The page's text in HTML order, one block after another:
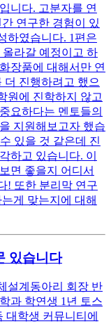
니다. 고분자를 연
연구한 경험이 있
하였습니다. 1편은
올라갈 예정이고 하
장품에 대해서만 연
더 진행하려고 했으
원에 진학하지 않고
요하다는 멘토들의
지원해보고자 했습
있을 것 같은데 진
하고 있습니다. 이
면 좋을지 어디서
! 또한 분리막 연구
게 맞는지에 대해
있습니다
설계동아리 회장 반
과 학연생 1년 토스
대학생 커뮤니티에